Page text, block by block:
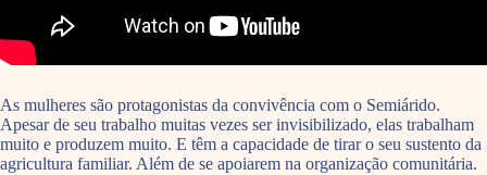
As mulheres são protagonistas da convivência com o Semiárido.
Apesar de seu trabalho muitas vezes ser invisibilizado, elas trabalham
muito e produzem muito. E têm a capacidade de tirar o seu sustento da
agricultura familiar. Além de se apoiarem na organização comunitária.